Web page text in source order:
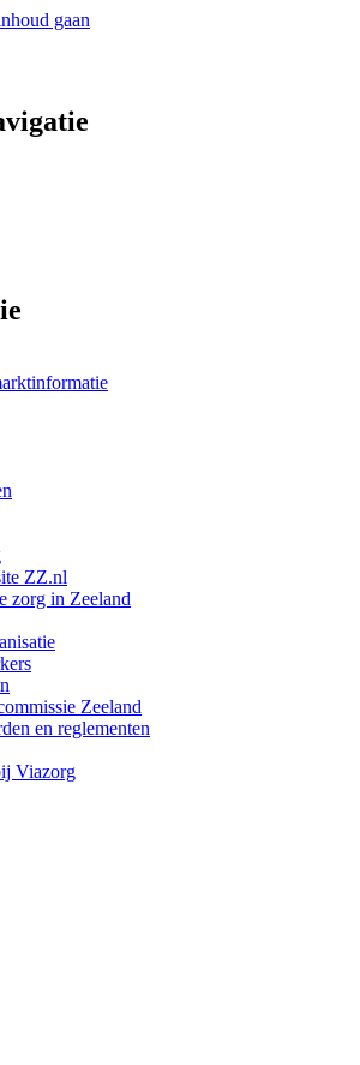
gaan
ZZ.nl
zorg in Zeeland
Zeeland
en reglementen
Viazorg